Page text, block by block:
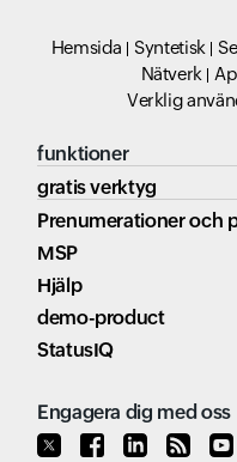
Hemsida Syntetisk
Nätverk
Verklig
funktioner
gratis verktyg
Prenumerationer och
MSP
Hjälp
demo-product
StatusIQ
Engagera dig med oss